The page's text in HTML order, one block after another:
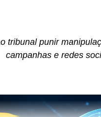
tribunal punir
campanhas e redes